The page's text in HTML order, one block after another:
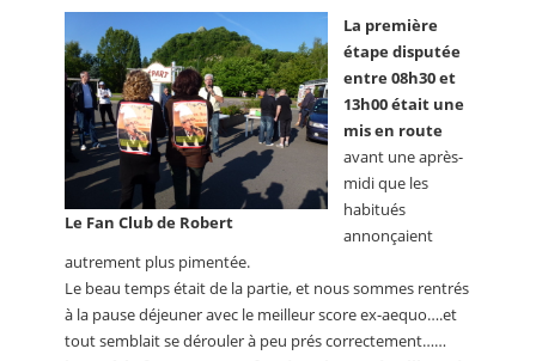
Le Fan Club de Robert
La première
étape disputée
entre 08h30 et
13h00 était une
mis en route
avant une après-
midi que les
habitués
annonçaient
autrement plus pimentée.
Le beau temps était de la partie, et nous sommes rentrés
à la pause déjeuner avec le meilleur score ex-aequo….et
tout semblait se dérouler à peu prés correctement……